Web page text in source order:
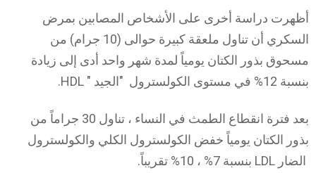
أظهرت دراسة أخرى على الأشخاص المصابين بمرض
السكري أن تناول ملعقة كبيرة حوالى (10 جرام) من
مسحوق بذور الكتان يومياً لمدة شهر واحد أدى إلى زيادة
بنسبة 12% في مستوى الكولسترول "الجيد " HDL.
بعد فترة انقطاع الطمث في النساء ، تناول 30 جراماً من
بذور الكتان يومياً خفض الكولسترول الكلي والكولسترول
الضار LDL بنسبة 7% ، 10% تقريباً.